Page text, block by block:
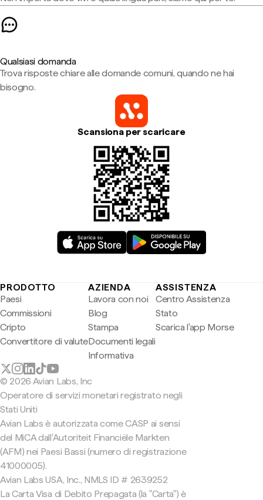
Qualsiasi domanda
Trova risposte chiare alle domande comuni, quando ne hai
bisogno.
Scansiona per scaricare
PRODOTTO
Paesi
Commissioni
Cripto
Convertitore di valute
AZIENDA
Lavora con noi
Blog
Stampa
Documenti legali
Informativa
ASSISTENZA
Centro Assistenza
Stato
Scarica l'app Morse
© 2026 Avian Labs, Inc
Operatore di servizi monetari registrato negli
Stati Uniti
Avian Labs è autorizzata come CASP ai sensi
del MiCA dall'Autoriteit Financiële Markten
(AFM) nei Paesi Bassi (numero di registrazione
41000005).
Avian Labs USA, Inc., NMLS ID # 2639252
La Carta Visa di Debito Prepagata (la "Carta") è